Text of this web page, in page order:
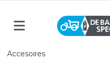
Accesoires